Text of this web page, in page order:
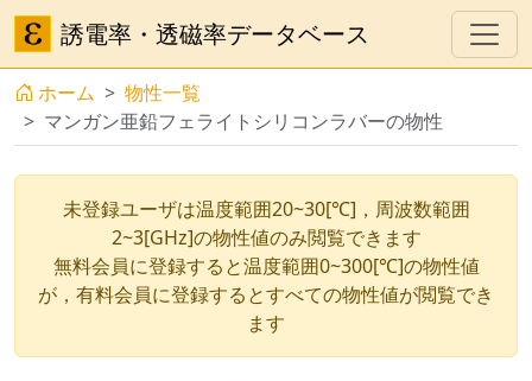
誘電率・透磁率データベース
ホーム
物性一覧
マンガン亜鉛フェライトシリコンラバーの物性
未登録ユーザは温度範囲20~30[℃]，周波数範囲
2~3[GHz]の物性値のみ閲覧できます
無料会員に登録すると温度範囲0~300[℃]の物性値
が，有料会員に登録するとすべての物性値が閲覧でき
ます